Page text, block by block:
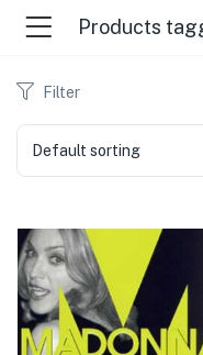
Filter
Default sorting